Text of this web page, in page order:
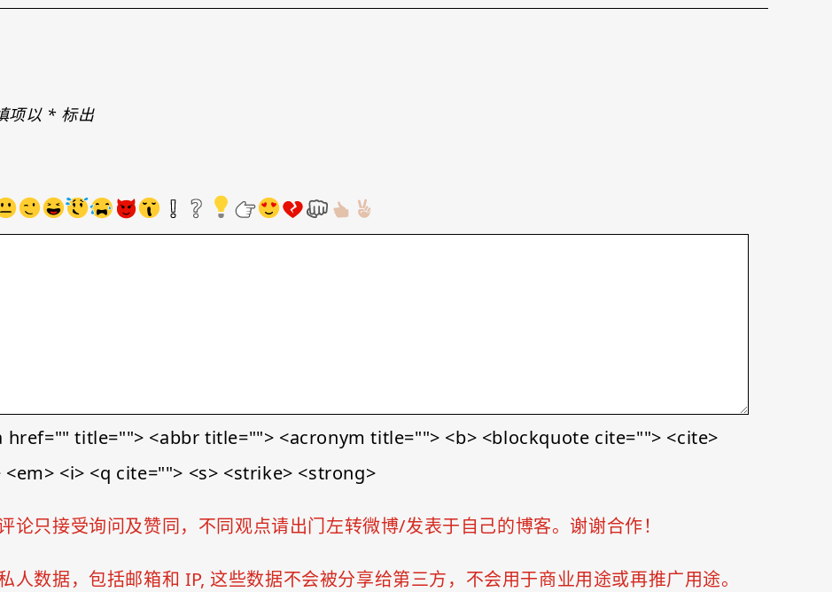
项以 *标出
href="" title=""> <abbr title=""> <acronym title=""> <b> <blockquote cite=""> <cite>
<i> <q cite=""> <s> <strike> <strong>
论只接受询问及赞同，不同观点请出门左转微博/发表于自己的博客。谢谢合作！
人数据，包括邮箱和 IP, 这些数据不会被分享给第三方，不会用于商业用途或再推广用途。